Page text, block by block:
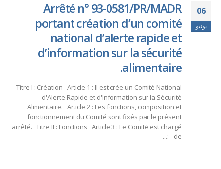
06
يونيو
Arrêté n° 93-0581/PR/MADR
portant création d’un comité
national d’alerte rapide et
d’information sur la sécurité
alimentaire.
Titre I : Création Article 1 : Il est crée un Comité National
d'Alerte Rapide et d'Information sur la Sécurité
Alimentaire. Article 2 : Les fonctions, composition et
fonctionnement du Comité sont fixés par le présent
arrêté. Titre II : Fonctions Article 3 : Le Comité est chargé
: - de...